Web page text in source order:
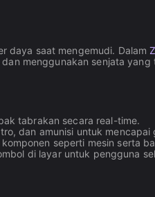
daya saat mengemudi. Dalam
menggunakan senjata
tabrakan secara real-time.
dan amunisi untuk mencapai
seperti mesin serta
di layar untuk pengguna